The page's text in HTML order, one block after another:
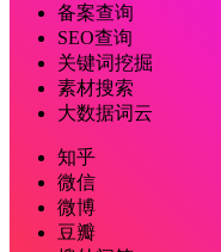
备案查询
SEO查询
关键词挖掘
素材搜索
大数据词云
知乎
微信
微博
豆瓣